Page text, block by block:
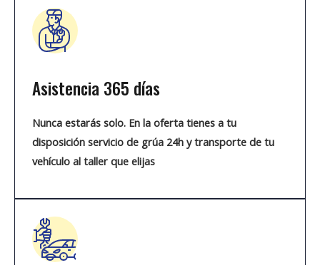
Asistencia 365 días
Nunca estarás solo. En la oferta tienes a tu
disposición servicio de grúa 24h y transporte de tu
vehículo al taller que elijas